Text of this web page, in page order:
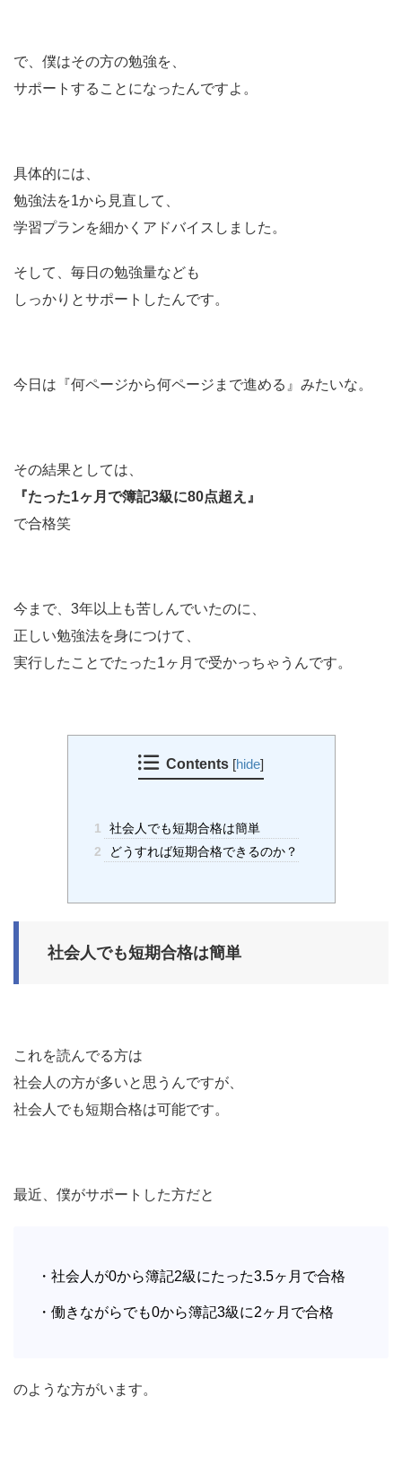
で、僕はその方の勉強を、
サポートすることになったんですよ。
具体的には、
勉強法を1から見直して、
学習プランを細かくアドバイスしました。
そして、毎日の勉強量なども
しっかりとサポートしたんです。
今日は『何ページから何ページまで進める』みたいな。
その結果としては、
『たった1ヶ月で簿記3級に80点超え』
で合格笑
今まで、3年以上も苦しんでいたのに、
正しい勉強法を身につけて、
実行したことでたった1ヶ月で受かっちゃうんです。
Contents [hide]
1
社会人でも短期合格は簡単
2
どうすれば短期合格できるのか？
社会人でも短期合格は簡単
これを読んでる方は
社会人の方が多いと思うんですが、
社会人でも短期合格は可能です。
最近、僕がサポートした方だと
・社会人が0から簿記2級にたった3.5ヶ月で合格
・働きながらでも0から簿記3級に2ヶ月で合格
のような方がいます。